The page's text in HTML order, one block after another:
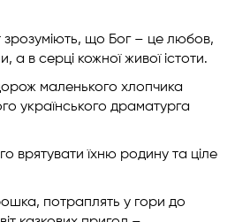
зрозуміють, що Бог – це любов,
в серці кожної живої істоти.
маленького хлопчика
українського драматурга
врятувати їхню родину та ціле
потраплять у гори до